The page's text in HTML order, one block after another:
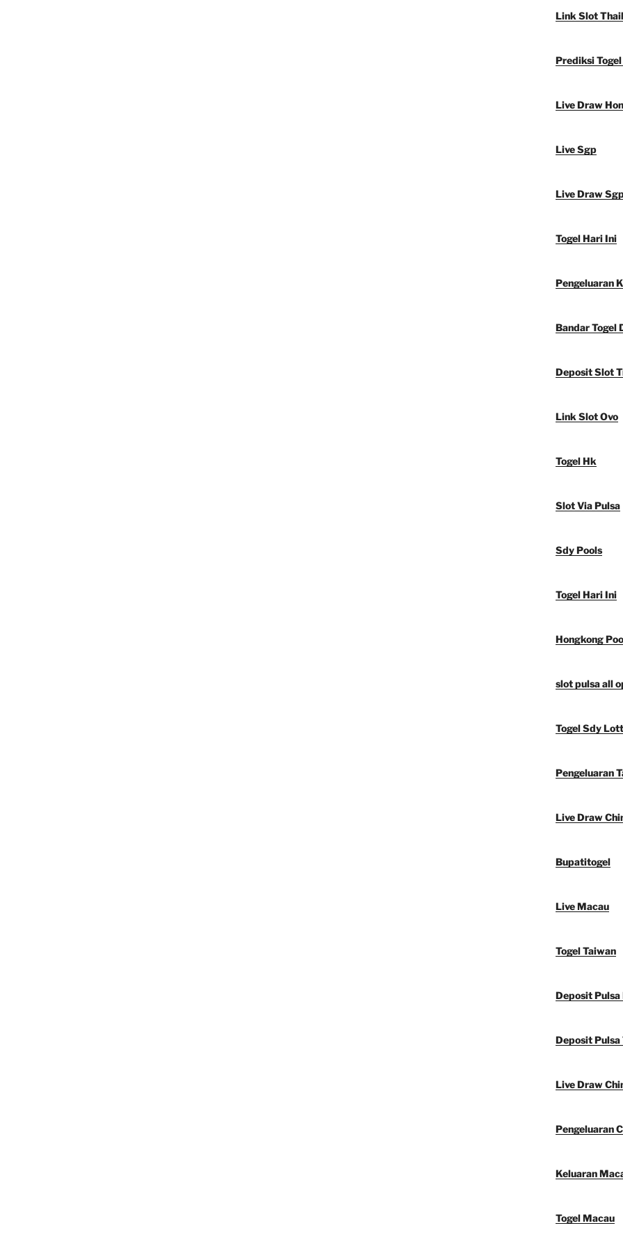
Link Slot
Prediksi
Live Draw
Live Sgp
Live Draw
Togel Hari Ini
Pengeluaran
Bandar Togel
Deposit Slot
Link Slot Ovo
Togel Hk
Slot Via Pulsa
Sdy Pools
Togel Hari Ini
Hongkong
slot pulsa all
Togel Sdy
Pengeluaran
Live Draw
Bupatitogel
Live Macau
Togel Taiwan
Deposit Pulsa
Deposit Pulsa
Live Draw
Pengeluaran
Keluaran
Togel Macau